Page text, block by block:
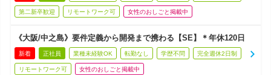
第二新卒歓迎 リモートワーク可 女性のおしごと掲載中
《大阪/中之島》要件定義から開発まで携わる【SE】＊年休120日
新着 正社員 業種未経験OK 転勤なし 学歴不問 完全週休2日制
リモートワーク可 女性のおしごと掲載中